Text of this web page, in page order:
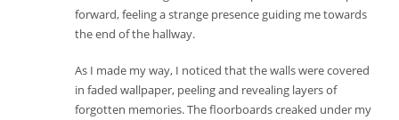
forward, feeling a strange presence guiding me towards
the end of the hallway.
As I made my way, I noticed that the walls were covered
in faded wallpaper, peeling and revealing layers of
forgotten memories. The floorboards creaked under my